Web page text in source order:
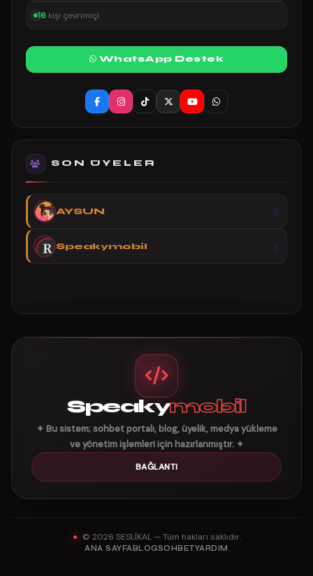
16 kişi çevrimiçi
WhatsApp Destek
SON ÜYELER
AYSUN
Speakymobil
Speakymobil
✦ Bu sistem; sohbet portalı, blog, üyelik, medya yükleme
ve yönetim işlemleri için hazırlanmıştır. ✦
BAĞLANTI
© 2026 SESLİKAL — Tüm hakları saklıdır.
ANA SAYFABLOGSOHBETYARDIM